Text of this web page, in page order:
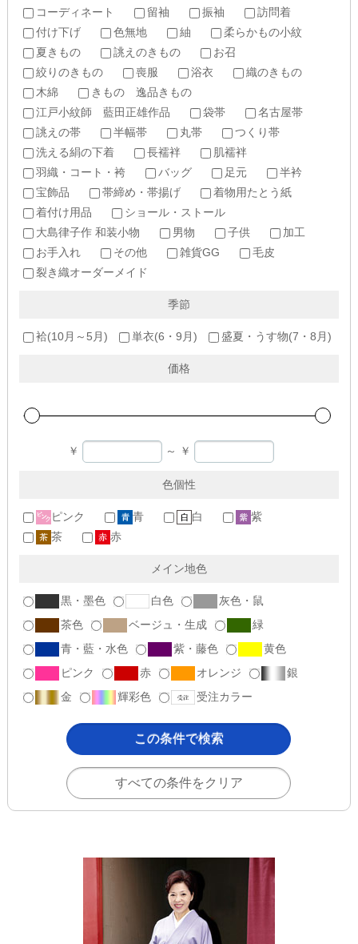
コーディネート 留袖 振袖
訪問着
付け下げ
色無地 紬
柔らかもの小紋
夏きもの
誂えのきもの
お召
絞りのきもの
喪服 浴衣
織のきもの
木綿
きもの 逸品きもの
江戸小紋師 藍田正雄作品
袋帯
名古屋帯
誂えの帯
半幅帯 丸帯
つくり帯
洗える絹の下着
長襦袢
肌襦袢
羽織・コート・袴
バッグ 足元
半衿
宝飾品
帯締め・帯揚げ
着物用たとう紙
着付け用品
ショール・ストール
大島律子作 和装小物
男物 子供
加工
お手入れ
その他 雑貨GG
毛皮
裂き織オーダーメイド
季節
袷(10月～5月) 単衣(6・9月) 盛夏・うす物(7・8月)
価格
￥ ～ ￥
色個性
ピンク 青 白
紫
茶
赤
メイン地色
黒・墨色 白色
灰色・鼠
茶色
ベージュ・生成
緑
青・藍・水色
紫・藤色
黄色
ピンク
赤 オレンジ
銀
金
輝彩色 受注カラー